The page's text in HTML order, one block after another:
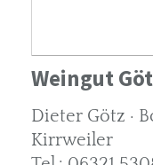
Weingut
Dieter Götz ·
Kirrweiler